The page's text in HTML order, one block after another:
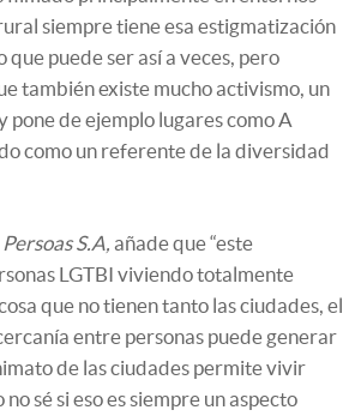
siempre tiene esa estigmatización
puede ser así a veces, pero
también existe mucho activismo, un
pone de ejemplo lugares como A
como un referente de la diversidad
Persoas S.A, añade que “este
LGTBI viviendo totalmente
que no tienen tanto las ciudades, el
entre personas puede generar
de las ciudades permite vivir
sé si eso es siempre un aspecto